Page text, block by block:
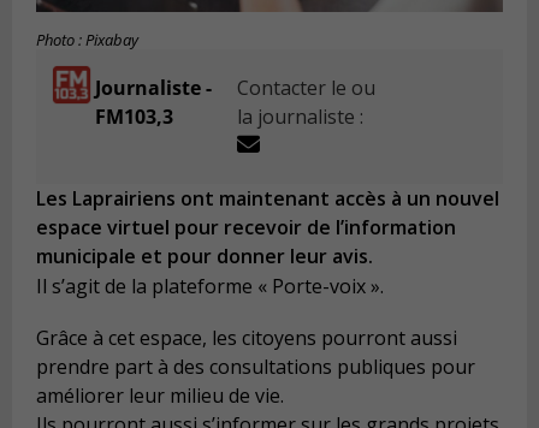
Photo : Pixabay
Journaliste -
FM103,3
Contacter le ou
la journaliste :
Les Laprairiens ont maintenant accès à un nouvel
espace virtuel pour recevoir de l’information
municipale et pour donner leur avis.
Il s’agit de la plateforme « Porte-voix ».
Grâce à cet espace, les citoyens pourront aussi
prendre part à des consultations publiques pour
améliorer leur milieu de vie.